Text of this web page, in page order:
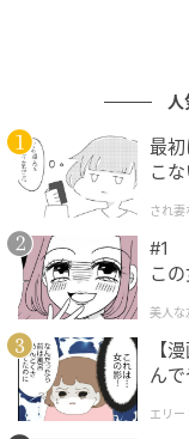
糸くずフィルター
まさん。そして同
ど掃除していなか
妻はドラム式洗濯
した…。
やらなければと思
い見て見ぬふりを
さんは、どのくら
いますか？
最
こ
され妻
#1
こ
美人な
【
ん
エリー